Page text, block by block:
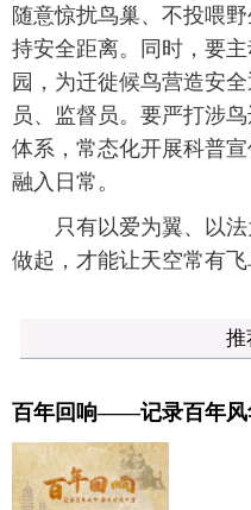
随意惊扰鸟巢、不投喂
持安全距离。同时，要
园，为迁徙候鸟营造安
员、监督员。要严打涉
体系，常态化开展科普
融入日常。
只有以爱为翼、以法
做起，才能让天空常有飞
推
百年回响——记录百年风